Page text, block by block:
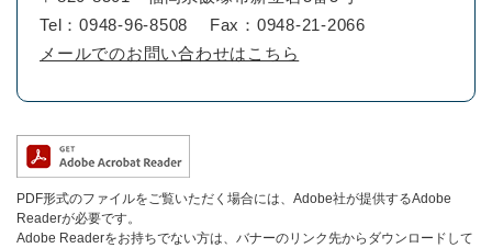
Tel：0948-96-8508
Fax：0948-21-2066
メールでのお問い合わせはこちら
PDF形式のファイルをご覧いただく場合には、Adobe社が提供するAdobe
Readerが必要です。
Adobe Readerをお持ちでない方は、バナーのリンク先からダウンロードして